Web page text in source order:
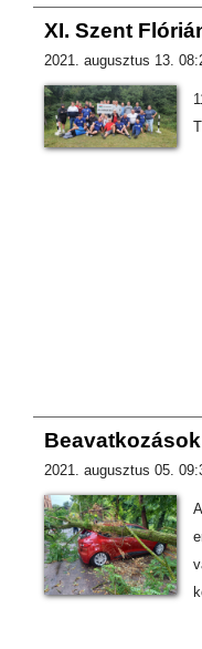
XI. Szent
2021. augusztus 13.
2021. augusztus 05.